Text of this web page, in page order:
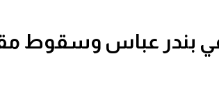
8 انفجارات في بندر عباس